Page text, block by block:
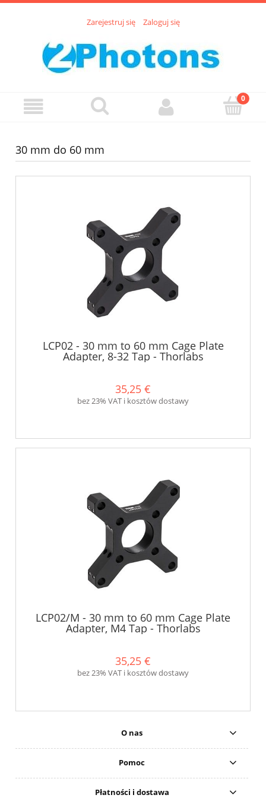
Zarejestruj się Zaloguj się
30 mm do 60 mm
LCP02 - 30 mm to 60 mm Cage Plate
Adapter, 8-32 Tap - Thorlabs
35,25 €
bez 23% VAT i kosztów dostawy
LCP02/M - 30 mm to 60 mm Cage Plate
Adapter, M4 Tap - Thorlabs
35,25 €
bez 23% VAT i kosztów dostawy
O nas
Pomoc
Płatności i dostawa